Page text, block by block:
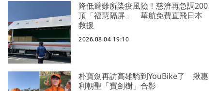
降低避難所染疫風險！慈濟再急調200
頂「福慧隔屏」 華航免費直飛日本
救援
2026.08.04 19:10
朴寶劍再訪高雄騎到YouBike了 揪惠
利朝聖「寶劍樹」合影